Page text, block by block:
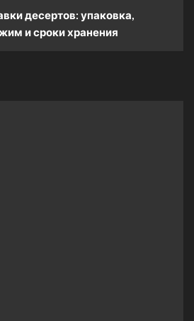
десертов: упаковка,
и сроки хранения